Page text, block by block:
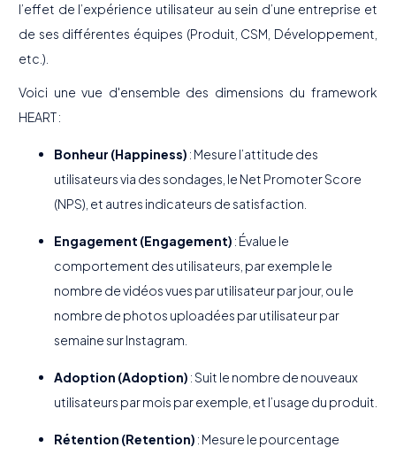
l’effet de l’expérience utilisateur au sein d’une entreprise et
de ses différentes équipes (Produit, CSM, Développement,
etc.).
Voici une vue d'ensemble des dimensions du framework
HEART :
Bonheur (Happiness) : Mesure l’attitude des
utilisateurs via des sondages, le Net Promoter Score
(NPS), et autres indicateurs de satisfaction.
Engagement (Engagement) : Évalue le
comportement des utilisateurs, par exemple le
nombre de vidéos vues par utilisateur par jour, ou le
nombre de photos uploadées par utilisateur par
semaine sur Instagram.
Adoption (Adoption) : Suit le nombre de nouveaux
utilisateurs par mois par exemple, et l’usage du produit.
Rétention (Retention) : Mesure le pourcentage